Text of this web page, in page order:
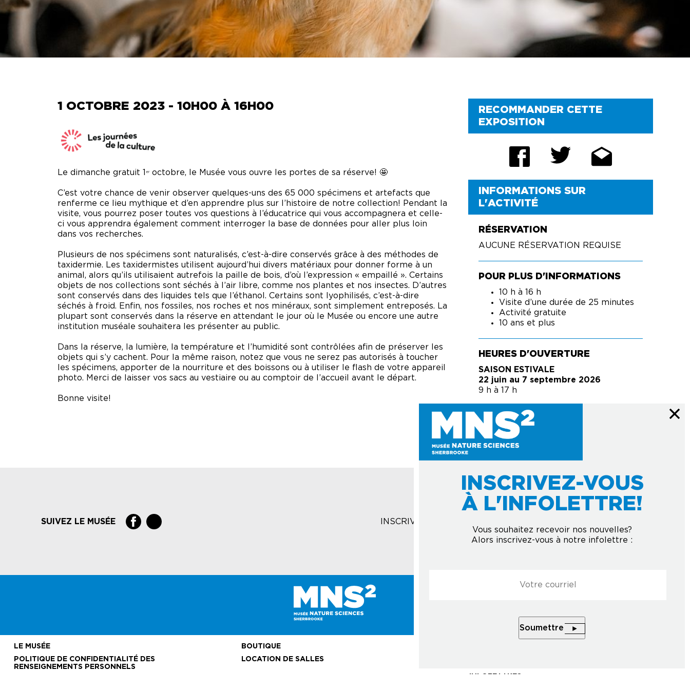
VIRTUELLES
VISITE DES COULISSES
TECHNIQUES DE
CONSERVATION
PHOTOS DE
SUZANNE
RÉSERVE
VISITE DES
COULISSES
PROMOTIONS
STATIONNEMENT
FAQ
1 OCTOBRE 2023 - 10H00 À 16H00
Le dimanche gratuit 1 er octobre, le Musée vous ouvre les portes de sa réserve! 🤩
C’est votre chance de venir observer quelques-uns des 65 000 spécimens et artefacts que
renferme ce lieu mythique et d’en apprendre plus sur l’histoire de notre collection! Pendant la
visite, vous pourrez poser toutes vos questions à l’éducatrice qui vous accompagnera et celle-
ci vous apprendra également comment interroger la base de données pour aller plus loin
dans vos recherches.
Plusieurs de nos spécimens sont naturalisés, c’est-à-dire conservés grâce à des méthodes de
taxidermie. Les taxidermistes utilisent aujourd’hui divers matériaux pour donner forme à un
animal, alors qu’ils utilisaient autrefois la paille de bois, d’où l’expression « empaillé ». Certains
objets de nos collections sont séchés à l’air libre, comme nos plantes et nos insectes. D’autres
sont conservés dans des liquides tels que l’éthanol. Certains sont lyophilisés, c’est-à-dire
séchés à froid. Enfin, nos fossiles, nos roches et nos minéraux, sont simplement entreposés. La
plupart sont conservés dans la réserve en attendant le jour où le Musée ou encore une autre
institution muséale souhaitera les présenter au public.
Dans la réserve, la lumière, la température et l’humidité sont contrôlées afin de préserver les
objets qui s’y cachent. Pour la même raison, notez que vous ne serez pas autorisés à toucher
les spécimens, apporter de la nourriture et des boissons ou à utiliser le flash de votre appareil
photo. Merci de laisser vos sacs au vestiaire ou au comptoir de l’accueil avant le départ.
Bonne visite!
RECOMMANDER CETTE
EXPOSITION
INFORMATIONS SUR
L'ACTIVITÉ
RÉSERVATION
AUCUNE RÉSERVATION REQUISE
POUR PLUS D'INFORMATIONS
10 h à 16 h
Visite d’une durée de 25 minutes
Activité gratuite
10 ans et plus
HEURES D'OUVERTURE
SAISON ESTIVALE
22 juin au 7 septembre 2026
9 h à 17 h
INSCRIVEZ-VOUS
À L'INFOLETTRE!
Vous souhaitez recevoir nos nouvelles?
Alors inscrivez-vous à notre infolettre :
Soumettre
SUIVEZ LE MUSÉE INSCRIVEZ-VOUS À L'INFOLETTRE
Courriel *
LE MUSÉE
POLITIQUE DE CONFIDENTIALITÉ DES
RENSEIGNEMENTS PERSONNELS
BOUTIQUE
LOCATION DE SALLES
INFOLETTRES